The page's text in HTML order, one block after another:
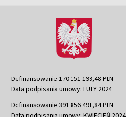
Dofinansowanie 170 151 199,48 PLN
Data podpisania umowy: LUTY 2024
Dofinansowanie 391 856 491,84 PLN
Data podpisania umowy: KWIECIEŃ 2024